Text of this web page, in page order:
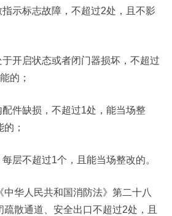
标志故障，不超过2处，且不影
启状态或者闭门器损坏，不超过
的；
缺损，不超过1处，能当场整
；
不超过1个，且能当场整改的。
华人民共和国消防法》第二十八
散通道、安全出口不超过2处，且